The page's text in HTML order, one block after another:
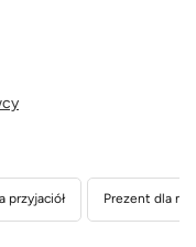
przyjaciół Prezent dla